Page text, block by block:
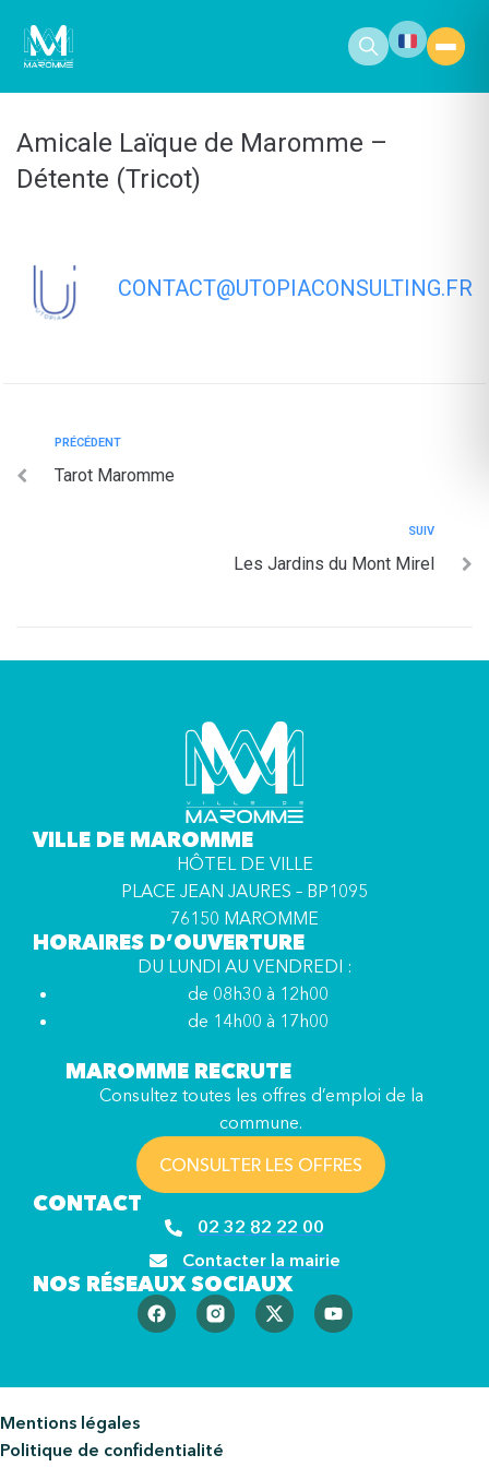
principal
Amicale Laïque de Maromme –
Détente (Tricot)
CONTACT@UTOPIACONSULTING.FR
PRÉCÉDENT
Tarot Maromme
SUIV
Les Jardins du Mont Mirel
VILLE DE MAROMME
HÔTEL DE VILLE
PLACE JEAN JAURES – BP1095
76150 MAROMME
HORAIRES D’OUVERTURE
DU LUNDI AU VENDREDI :
de 08h30 à 12h00
de 14h00 à 17h00
MAROMME RECRUTE
Consultez toutes les offres d’emploi de la
commune.
CONSULTER LES OFFRES
CONTACT
02 32 82 22 00
Contacter la mairie
NOS RÉSEAUX SOCIAUX
Mentions légales
Politique de confidentialité